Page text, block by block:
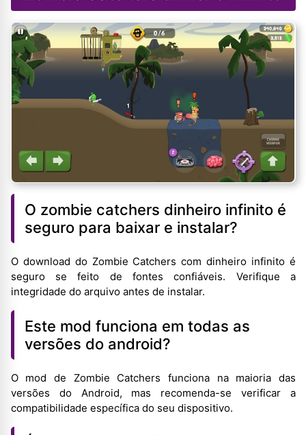
O zombie catchers dinheiro infinito é
seguro para baixar e instalar?
O download do Zombie Catchers com dinheiro infinito é
seguro se feito de fontes confiáveis. Verifique a
integridade do arquivo antes de instalar.
Este mod funciona em todas as
versões do android?
O mod de Zombie Catchers funciona na maioria das
versões do Android, mas recomenda-se verificar a
compatibilidade específica do seu dispositivo.